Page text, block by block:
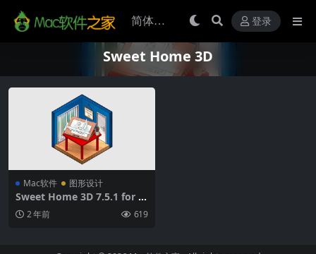
登录
Sweet Home 3D
Mac软件 图形设计
Sweet Home 3D 7.5.1 for M
ac破解版 (室内装潢设计软件)
2 年前 619